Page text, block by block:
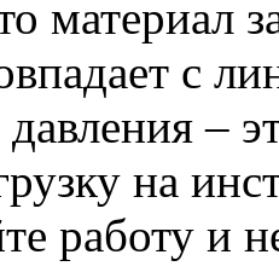
материал
с
–
на
работу и